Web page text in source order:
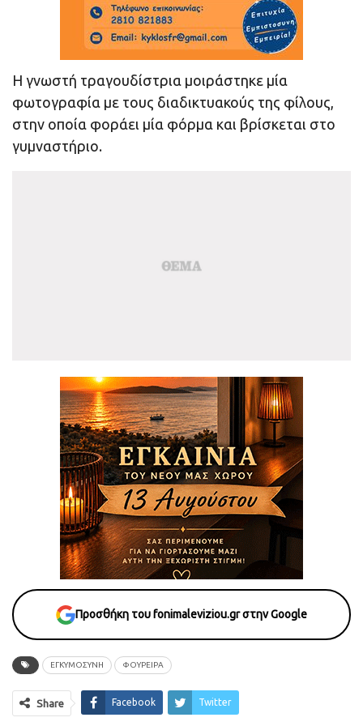
Η γνωστή τραγουδίστρια μοιράστηκε μία
φωτογραφία με τους διαδικτυακούς της φίλους,
στην οποία φοράει μία φόρμα και βρίσκεται στο
γυμναστήριο.
Προσθήκη του fonimaleviziou.gr στην Google
ΕΓΚΥΜΟΣΥΝΗ ΦΟΥΡΕΙΡΑ
Share Facebook Twitter